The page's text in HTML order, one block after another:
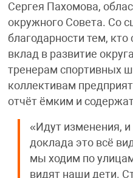
Сергея Пахомова,
окружного Совета. Со
благодарности тем,
вклад в развитие
тренерам спортивных
коллективам
отчёт ёмким и
«Идут изменения,
доклада это всё
мы ходим по
видят наши дети.